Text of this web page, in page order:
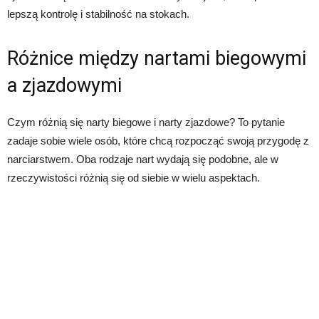
lepszą kontrolę i stabilność na stokach.
Różnice między nartami biegowymi
a zjazdowymi
Czym różnią się narty biegowe i narty zjazdowe? To pytanie
zadaje sobie wiele osób, które chcą rozpocząć swoją przygodę z
narciarstwem. Oba rodzaje nart wydają się podobne, ale w
rzeczywistości różnią się od siebie w wielu aspektach.